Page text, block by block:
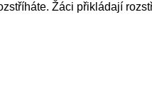
Žáci přikládají